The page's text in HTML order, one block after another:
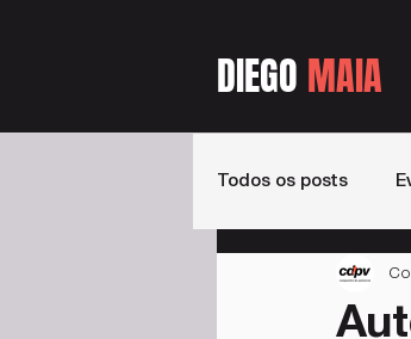
DIEGO MAIA
Todos os posts